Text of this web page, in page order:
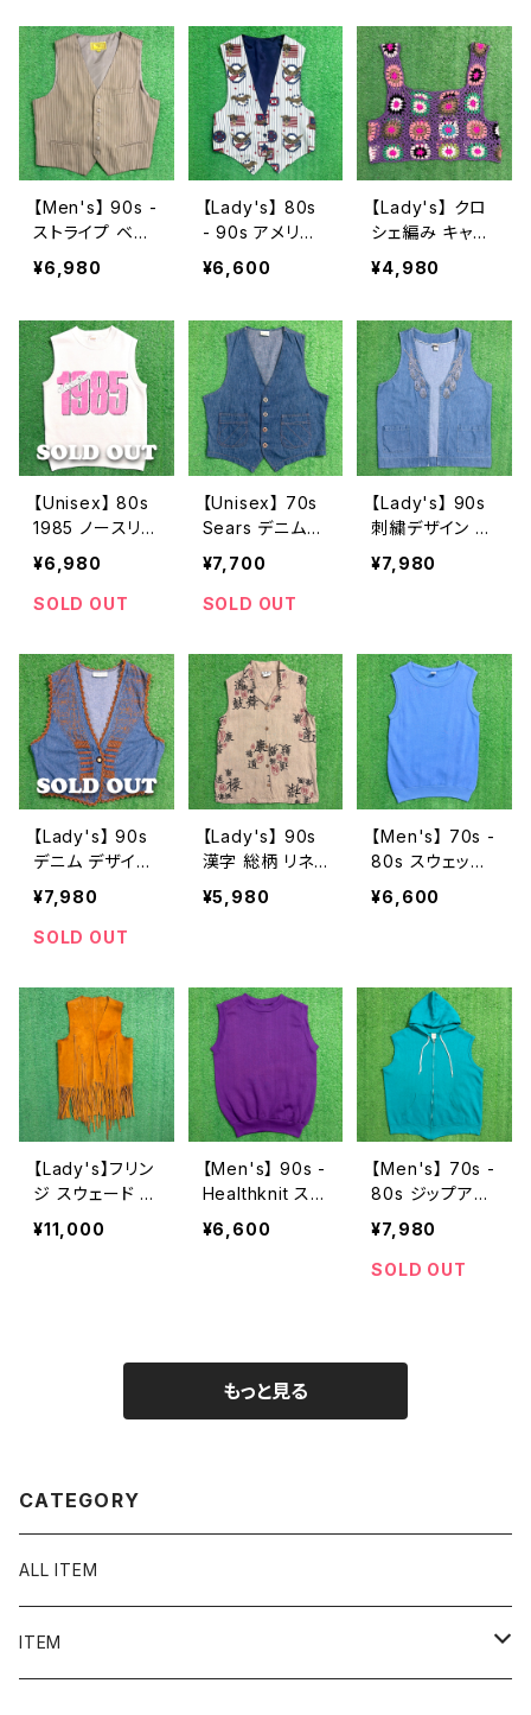
ンズ ジレ N043
7
【Men's】 90s -
ストライプ ベス
ト / 90年代 古
着 ジレ ウエスタ
0
¥6,980
【Lady's】 80s
- 90s アメリカ
ンフラッグ イラ
スト ベスト / ア
80年代 90年代
古着 ジレ レディ
ース N1231
¥6,600
【Lady's】 クロ
シェ編み キャミ
ソール / レディ
ース ニット クロ
ースクエア タン
クトップ N1222
¥4,980
【Unisex】 80s
1985 ノースリー
ブ スウェットシャ
ツ / アメリカ製
USA製 80年代
ト 古着 メンズ
レディース 189
7
¥6,980
SOLD OUT
【Unisex】 70s
Sears デニム
ベスト / 70年代
古着 レディース
N0372
¥7,700
SOLD OUT
【Lady's】 90s
刺繍デザイン デ
ニム 羽織り ベ
スト / アメリカ
ース N1088
¥7,980
【Lady's】 90s
デニム デザイン
ベスト / 90年代
古着 レディース
1882
¥7,980
SOLD OUT
【Lady's】 90s
漢字 総柄 リネ
ン 開襟 ノースリ
ーブ シャツ / ア
レディース 186
9
¥5,980
【Men's】 70s -
80s スウェット
ベスト / アメリ
カ製 USA製 70
トップス メンズ
N1061
¥6,600
【Lady's】フリン
ジ スウェード レ
ザー ベスト / 古
着 ウエスタン レ
¥11,000
【Men's】 90s -
Healthknit スウ
ェット ベスト /
アメリカ製 USA
¥6,600
【Men's】 70s -
80s ジップアッ
プ フーディー ベ
スト / アメリカ
製 USA製 70年
ンズ 1751
¥7,980
SOLD OUT
もっと見る
CATEGORY
ALL ITEM
ITEM